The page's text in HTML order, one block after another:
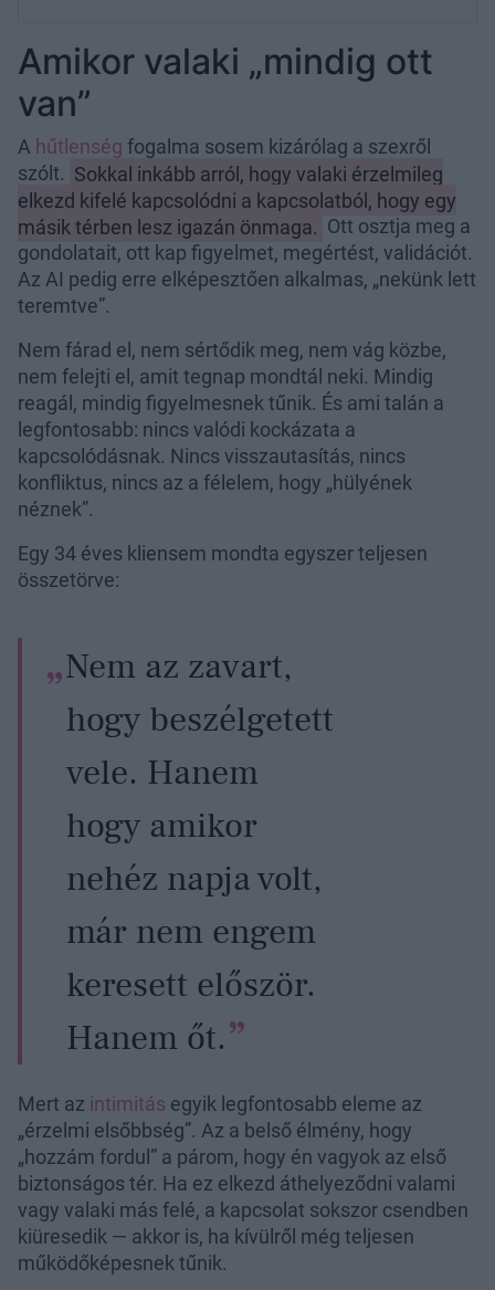
Amikor valaki „mindig ott
van”
A hűtlenség fogalma sosem kizárólag a szexről
szólt. Sokkal inkább arról, hogy valaki érzelmileg
elkezd kifelé kapcsolódni a kapcsolatból, hogy egy
másik térben lesz igazán önmaga.
Ott osztja meg a
gondolatait, ott kap figyelmet, megértést, validációt.
Az AI pedig erre elképesztően alkalmas, „nekünk lett
teremtve”.
Nem fárad el, nem sértődik meg, nem vág közbe,
nem felejti el, amit tegnap mondtál neki. Mindig
reagál, mindig figyelmesnek tűnik. És ami talán a
legfontosabb: nincs valódi kockázata a
kapcsolódásnak. Nincs visszautasítás, nincs
konfliktus, nincs az a félelem, hogy „hülyének
néznek”.
Egy 34 éves kliensem mondta egyszer teljesen
összetörve:
Nem az zavart,
hogy beszélgetett
vele. Hanem
hogy amikor
nehéz napja volt,
már nem engem
keresett először.
Hanem őt.
Mert az intimitás egyik legfontosabb eleme az
„érzelmi elsőbbség”. Az a belső élmény, hogy
„hozzám fordul” a párom, hogy én vagyok az első
biztonságos tér. Ha ez elkezd áthelyeződni valami
vagy valaki más felé, a kapcsolat sokszor csendben
kiüresedik — akkor is, ha kívülről még teljesen
működőképesnek tűnik.